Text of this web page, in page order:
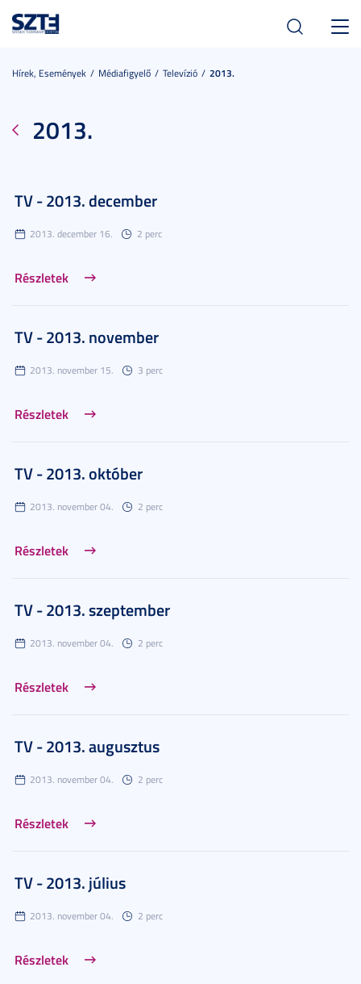
Hírek, Események Médiafigyelő Televízió 2013.
2013.
TV - 2013. december
2013. december 16. 2 perc
Részletek
TV - 2013. november
2013. november 15. 3 perc
Részletek
TV - 2013. október
2013. november 04. 2 perc
Részletek
TV - 2013. szeptember
2013. november 04. 2 perc
Részletek
TV - 2013. augusztus
2013. november 04. 2 perc
Részletek
TV - 2013. július
2013. november 04. 2 perc
Részletek